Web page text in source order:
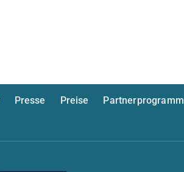
Presse Preise
Partnerprogramm